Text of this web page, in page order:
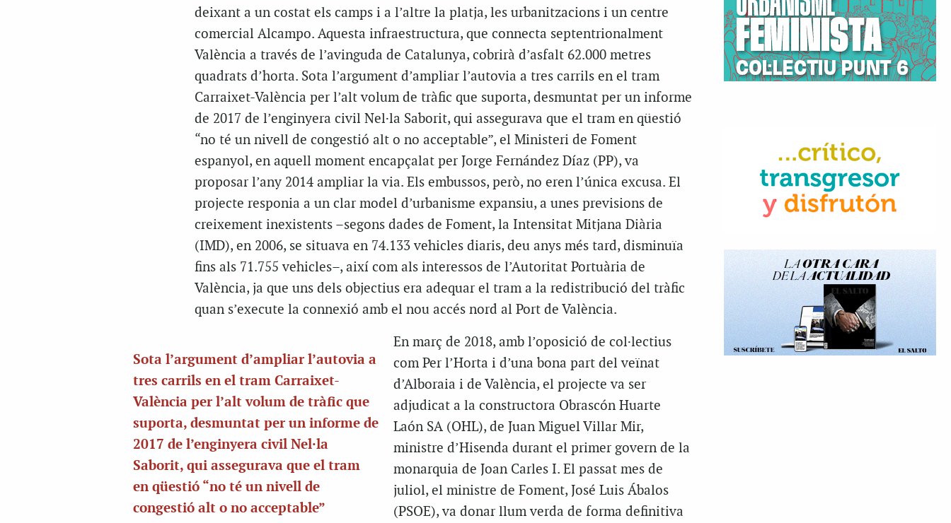
deixant a un costat els camps i a l’altre la platja, les urbanitzacions i un centre
comercial Alcampo. Aquesta infraestructura, que connecta septentrionalment
València a través de l’avinguda de Catalunya, cobrirà d’asfalt 62.000 metres
quadrats d’horta. Sota l’argument d’ampliar l’autovia a tres carrils en el tram
Carraixet-València per l’alt volum de tràfic que suporta, desmuntat per un informe
de 2017 de l’enginyera civil Nel·la Saborit, qui assegurava que el tram en qüestió
“no té un nivell de congestió alt o no acceptable”, el Ministeri de Foment
espanyol, en aquell moment encapçalat per Jorge Fernández Díaz (PP), va
proposar l’any 2014 ampliar la via. Els embussos, però, no eren l’única excusa. El
projecte responia a un clar model d’urbanisme expansiu, a unes previsions de
creixement inexistents –segons dades de Foment, la Intensitat Mitjana Diària
(IMD), en 2006, se situava en 74.133 vehicles diaris, deu anys més tard, disminuïa
fins als 71.755 vehicles–, així com als interessos de l’Autoritat Portuària de
València, ja que uns dels objectius era adequar el tram a la redistribució del tràfic
quan s’execute la connexió amb el nou accés nord al Port de València.
Sota l’argument d’ampliar l’autovia a
tres carrils en el tram Carraixet-
València per l’alt volum de tràfic que
suporta, desmuntat per un informe de
2017 de l’enginyera civil Nel·la
Saborit, qui assegurava que el tram
en qüestió “no té un nivell de
congestió alt o no acceptable”
En març de 2018, amb l’oposició de col·lectius
com Per l’Horta i d’una bona part del veïnat
d’Alboraia i de València, el projecte va ser
adjudicat a la constructora Obrascón Huarte
Laón SA (OHL), de Juan Miguel Villar Mir,
ministre d’Hisenda durant el primer govern de la
monarquia de Joan Carles I. El passat mes de
juliol, el ministre de Foment, José Luis Ábalos
(PSOE), va donar llum verda de forma definitiva